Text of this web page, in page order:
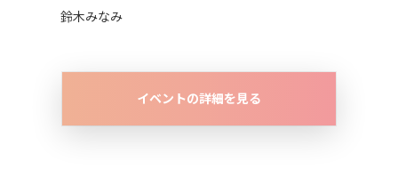
鈴木みなみ
イベントの詳細を見る